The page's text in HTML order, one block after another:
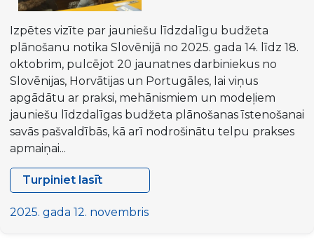
Izpētes vizīte par jauniešu līdzdalīgu budžeta
plānošanu notika Slovēnijā no 2025. gada 14. līdz 18.
oktobrim, pulcējot 20 jaunatnes darbiniekus no
Slovēnijas, Horvātijas un Portugāles, lai viņus
apgādātu ar praksi, mehānismiem un modeļiem
jauniešu līdzdalīgas budžeta plānošanas īstenošanai
savās pašvaldībās, kā arī nodrošinātu telpu prakses
apmaiņai...
Turpiniet lasīt
Izpētes
vizīte
2025. gada 12. novembris